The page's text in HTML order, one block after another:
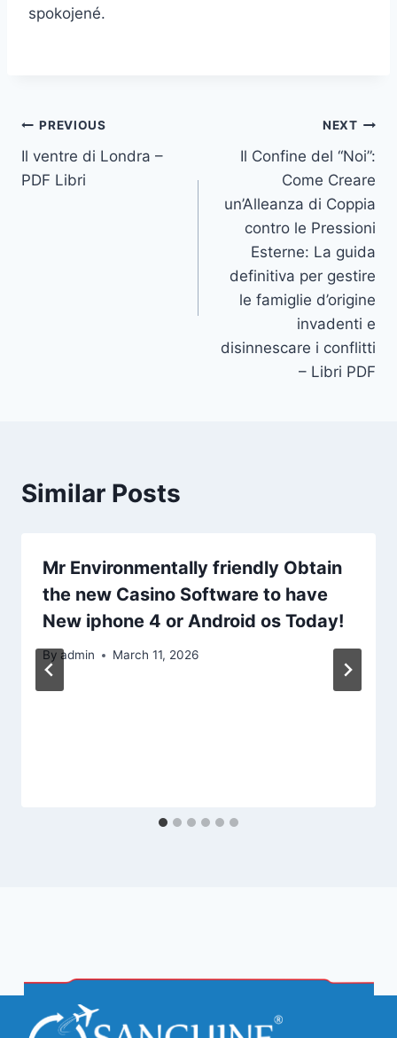
spokojené.
PREVIOUS
Il ventre di Londra –
PDF Libri
NEXT
Il Confine del “Noi”:
Come Creare
un’Alleanza di Coppia
contro le Pressioni
Esterne: La guida
definitiva per gestire
le famiglie d’origine
invadenti e
disinnescare i conflitti
– Libri PDF
Similar Posts
Mr Environmentally friendly Obtain
the new Casino Software to have
New iphone 4 or Android os Today!
By admin March 11, 2026